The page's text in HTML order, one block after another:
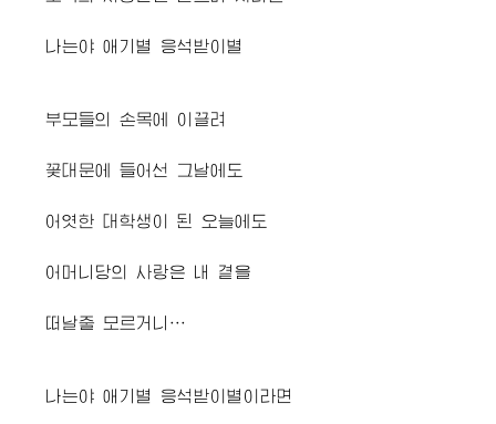
나는야 애기별 응석받이별
부모들의 손목에 이끌려
꽃대문에 들어선 그날에도
어엿한 대학생이 된 오늘에도
어머니당의 사랑은 내 곁을
떠날줄 모르거니…
나는야 애기별 응석받이별이라면